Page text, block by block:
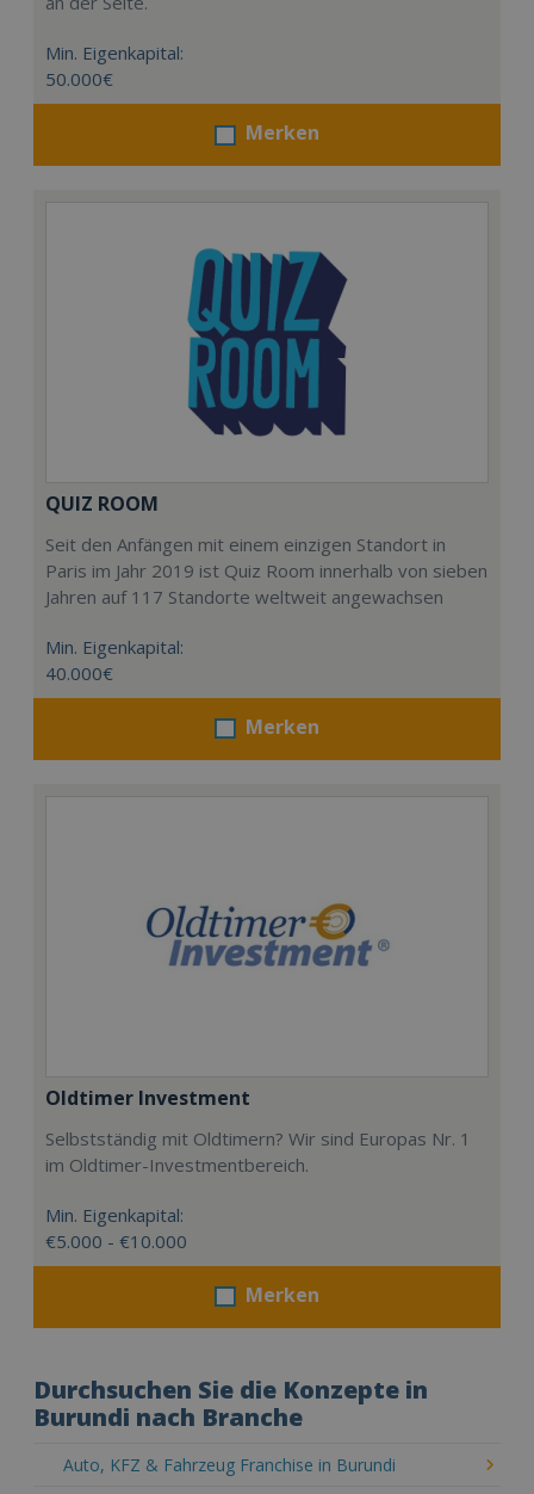
Min. Eigenkapital:
50.000€
Merken
QUIZ ROOM
Seit den Anfängen mit einem einzigen Standort in
Paris im Jahr 2019 ist Quiz Room innerhalb von sieben
Jahren auf 117 Standorte weltweit angewachsen
Min. Eigenkapital:
40.000€
Merken
Oldtimer Investment
Selbstständig mit Oldtimern? Wir sind Europas Nr. 1
im Oldtimer-Investmentbereich.
Min. Eigenkapital:
€5.000 - €10.000
Merken
Durchsuchen Sie die Konzepte in
Burundi nach Branche
Auto, KFZ & Fahrzeug Franchise in Burundi